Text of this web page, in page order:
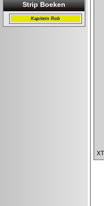
Strip Boeken
Kapitein Rob